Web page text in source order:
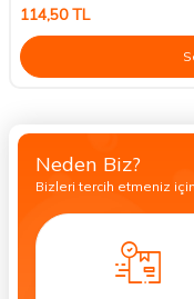
114,50TL
Neden Biz?
Bizleri tercih etmeniz